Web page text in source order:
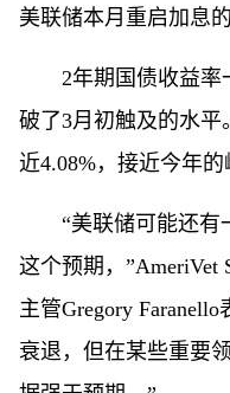
美联储本月重启加息的
2年期国债收益率
破了3月初触及的水
近4.08%，接近今年的
“美联储可能还有
这个预期，”AmeriVet
主管Gregory
衰退，但在某些重要